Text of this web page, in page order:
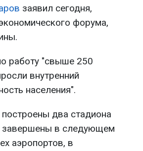
заявил сегодня,
форума,
работу "свыше 250
внутренний
населения".
два стадиона
завершены в следующем
аэропортов, в